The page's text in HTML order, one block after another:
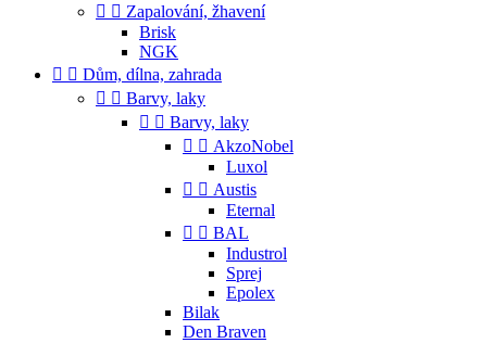
  Zapalování, žhavení
Brisk
NGK
  Dům, dílna, zahrada
  Barvy, laky
  Barvy, laky
  AkzoNobel
Luxol
  Austis
Eternal
  BAL
Industrol
Sprej
Epolex
Bilak
Den Braven